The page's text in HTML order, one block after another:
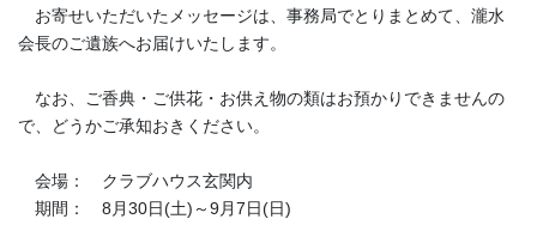
お寄せいただいたメッセージは、事務局でとりまとめて、瀧水
会長のご遺族へお届けいたします。
なお、ご香典・ご供花・お供え物の類はお預かりできませんの
で、どうかご承知おきください。
会場： クラブハウス玄関内
期間： 8月30日(土)～9月7日(日)